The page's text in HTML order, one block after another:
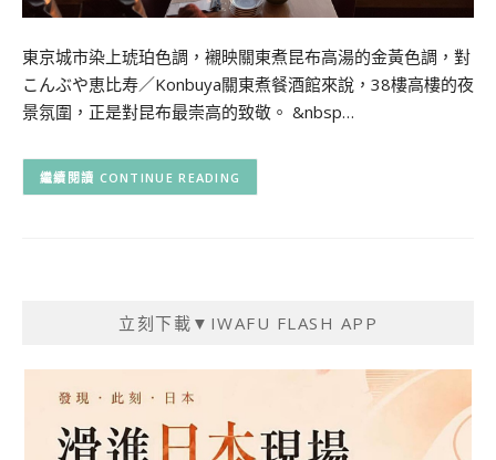
東京城市染上琥珀色調，襯映關東煮昆布高湯的金黃色調，對
こんぶや恵比寿／Konbuya關東煮餐酒館來說，38樓高樓的夜
景氛圍，正是對昆布最崇高的致敬。 &nbsp…
CONTINUE READING
立刻下載▼IWAFU FLASH APP